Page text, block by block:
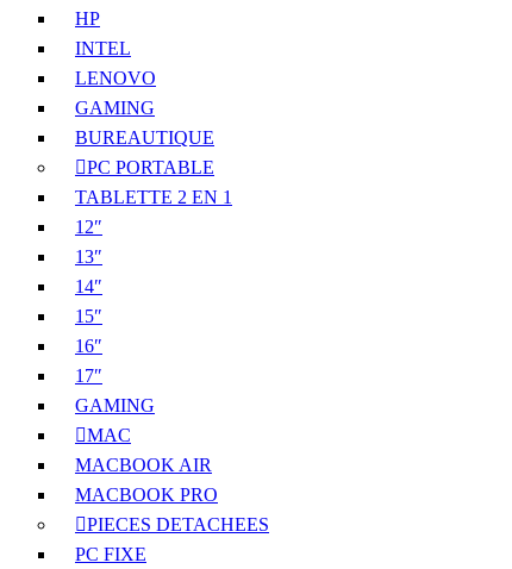
HP
INTEL
LENOVO
GAMING
BUREAUTIQUE
PC PORTABLE
TABLETTE 2 EN 1
12″
13″
14″
15″
16″
17″
GAMING
MAC
MACBOOK AIR
MACBOOK PRO
PIECES DETACHEES
PC FIXE